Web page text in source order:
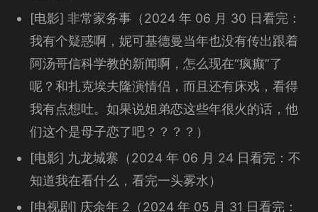
[电影] 非常家务事（2024 年 06 月 30 日看完：
我有个疑惑啊，妮可基德曼当年也没有传出跟着
阿汤哥信科学教的新闻啊，怎么现在“疯癫”了
呢？和扎克埃夫隆演情侣，而且还有床戏，看得
我有点想吐。如果说姐弟恋这些年很火的话，他
们这个是母子恋了吧？？？？）
[电影] 九龙城寨（2024 年 06 月 24 日看完：不
知道我在看什么，看完一头雾水）
[电视剧] 庆余年 2（2024 年 05 月 31 日看完：